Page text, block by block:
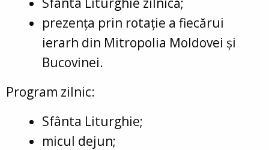
prezența prin rotație a fiecărui
ierarh din Mitropolia Moldovei și
Bucovinei.
Program zilnic:
Sfânta Liturghie;
micul dejun;